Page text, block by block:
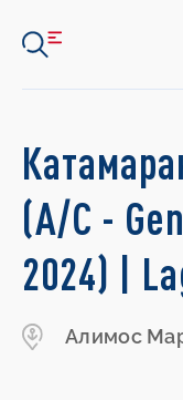
(A/C -
2024) |
Алимос